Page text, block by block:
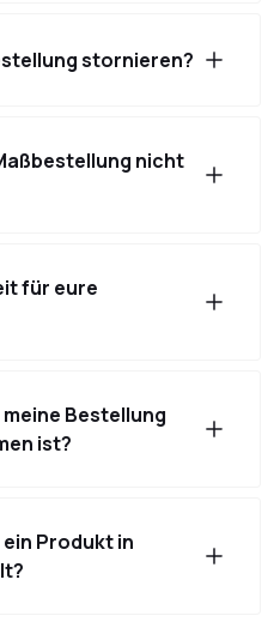
stornieren?
nicht
für eure
Bestellung
ist?
Produkt in